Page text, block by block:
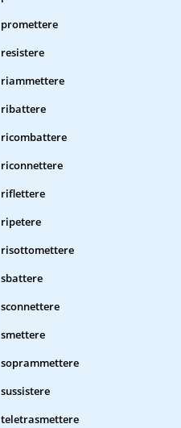
promettere
resistere
riammettere
ribattere
ricombattere
riconnettere
riflettere
ripetere
risottomettere
sbattere
sconnettere
smettere
soprammettere
sussistere
teletrasmettere